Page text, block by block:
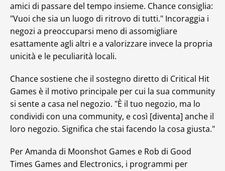
amici di passare del tempo insieme. Chance consiglia:
"Vuoi che sia un luogo di ritrovo di tutti." Incoraggia i
negozi a preoccuparsi meno di assomigliare
esattamente agli altri e a valorizzare invece la propria
unicità e le peculiarità locali.
Chance sostiene che il sostegno diretto di Critical Hit
Games è il motivo principale per cui la sua community
si sente a casa nel negozio. "È il tuo negozio, ma lo
condividi con una community, e così [diventa] anche il
loro negozio. Significa che stai facendo la cosa giusta."
Per Amanda di Moonshot Games e Rob di Good
Times Games and Electronics, i programmi per